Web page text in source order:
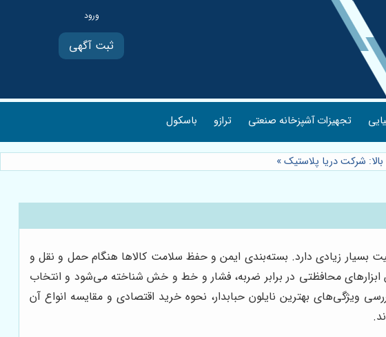
ثبت آگهی
تجهیزات آشپزخانه صنعتی ترازو باسکول
بالا: شرکت دریا پلاستیک»
بسیار زیادی دارد. بسته‌بندی ایمن و حفظ سلامت کالاها هنگام حمل و نقل و
ابزارهای محافظتی در برابر ضربه، فشار و خط و خش شناخته می‌شود و انتخاب
ویژگی‌های بهترین نایلون حبابدار، نحوه خرید اقتصادی و مقایسه انواع آن